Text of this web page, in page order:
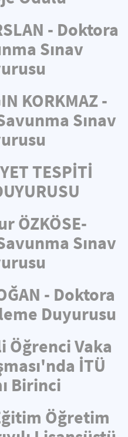
- Doktora
Sınav
KORKMAZ -
Sınav
TESPİTİ
ÖZKÖSE-
Sınav
- Doktora
Duyurusu
Öğrenci Vaka
İTÜ
Birinci
Öğretim